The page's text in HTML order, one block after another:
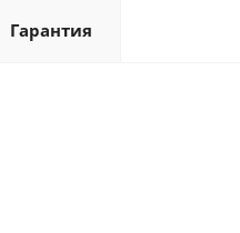
Гарантия